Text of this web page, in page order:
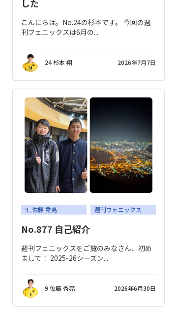
した
こんにちは。No.24の杉本です。 今回の週
刊フェニックスは6月の...
24 杉本 翔 2026年7月7日
9_佐藤 秀亮 週刊フェニックス
No.877 自己紹介
週刊フェニックスをご覧のみなさん、初め
まして！ 2025-26シーズン...
9 佐藤 秀亮 2026年6月30日